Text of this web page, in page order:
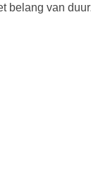
belang van